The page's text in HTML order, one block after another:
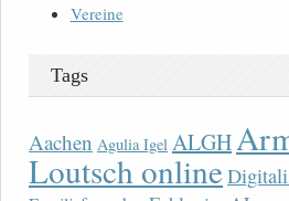
Vereine
Tags
Aachen Agulia Igel ALGH
Loutsch online